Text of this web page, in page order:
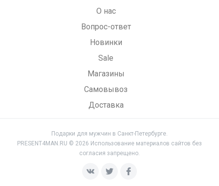
О нас
Вопрос-ответ
Новинки
Sale
Магазины
Самовывоз
Доставка
Подарки для мужчин в Санкт-Петербурге.
PRESENT4MAN.RU © 2026 Использование материалов сайтов без
согласия запрещено.